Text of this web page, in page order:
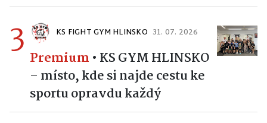
3 KS FIGHT GYM HLINSKO 31. 07. 2026
Premium • KS GYM HLINSKO
– místo, kde si najde cestu ke
sportu opravdu každý